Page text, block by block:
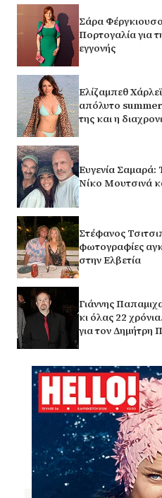
Σάρα
Πορτογαλία για
εγγονής
Ελίζαμπεθ
απόλυτο summer
της και η
Ευγενία Σαμαρά:
Νίκο Μουτσινά
Στέφανος
φωτογραφίες
στην Ελβετία
Γιάννης
κι όλας 22
για τον Δημήτρη